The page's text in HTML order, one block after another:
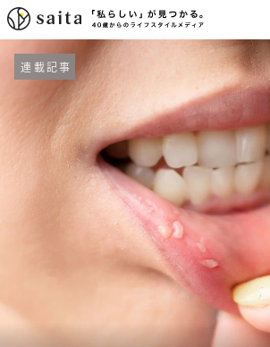
連載記事